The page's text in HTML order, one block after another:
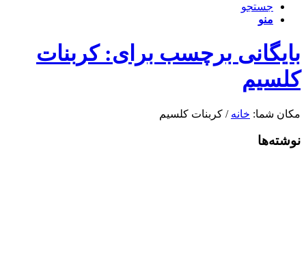
جستجو
منو
بایگانی برچسب برای: کربنات
کلسیم
مکان شما: خانه / کربنات کلسیم
نوشته‌ها